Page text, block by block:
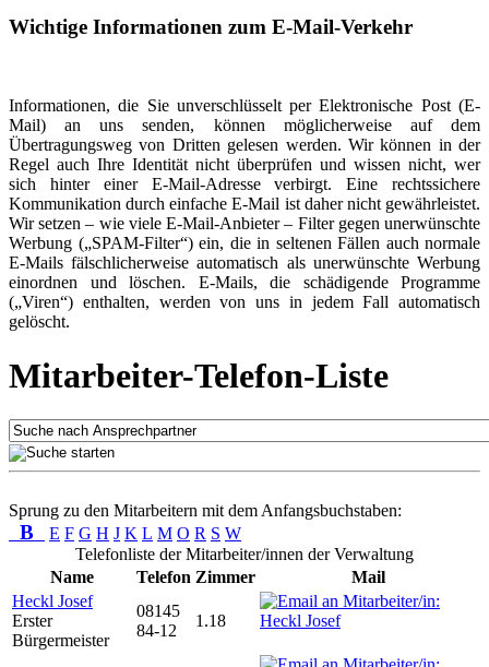
Wichtige Informationen zum E-Mail-Verkehr
Informationen, die Sie unverschlüsselt per Elektronische Post (E-
Mail) an uns senden, können möglicherweise auf dem
Übertragungsweg von Dritten gelesen werden. Wir können in der
Regel auch Ihre Identität nicht überprüfen und wissen nicht, wer
sich hinter einer E-Mail-Adresse verbirgt. Eine rechtssichere
Kommunikation durch einfache E-Mail ist daher nicht gewährleistet.
Wir setzen – wie viele E-Mail-Anbieter – Filter gegen unerwünschte
Werbung („SPAM-Filter“) ein, die in seltenen Fällen auch normale
E-Mails fälschlicherweise automatisch als unerwünschte Werbung
einordnen und löschen. E-Mails, die schädigende Programme
(„Viren“) enthalten, werden von uns in jedem Fall automatisch
gelöscht.
Mitarbeiter-Telefon-Liste
Sprung zu den Mitarbeitern mit dem Anfangsbuchstaben:
B E F G H J K L M O R S W
Telefonliste der Mitarbeiter/innen der Verwaltung
Name
Telefon Zimmer
Mail
Heckl Josef
Erster
Bürgermeister
08145
84-12
1.18